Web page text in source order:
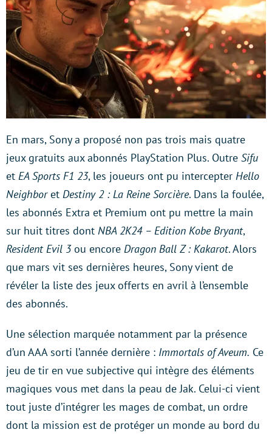
En mars, Sony a proposé non pas trois mais quatre
jeux gratuits aux abonnés PlayStation Plus. Outre Sifu
et EA Sports F1 23, les joueurs ont pu intercepter Hello
Neighboret Destiny 2 : La Reine Sorcière. Dans la foulée,
les abonnés Extra et Premium ont pu mettre la main
sur huit titres dont NBA 2K24 – Edition Kobe Bryant,
Resident Evil 3ou encore Dragon Ball Z : Kakarot. Alors
que mars vit ses dernières heures, Sony vient de
révéler la liste des jeux offerts en avril à l’ensemble
des abonnés.
Une sélection marquée notamment par la présence
d’un AAA sorti l’année dernière : Immortals of Aveum. Ce
jeu de tir en vue subjective qui intègre des éléments
magiques vous met dans la peau de Jak. Celui-ci vient
tout juste d’intégrer les mages de combat, un ordre
dont la mission est de protéger un monde au bord du